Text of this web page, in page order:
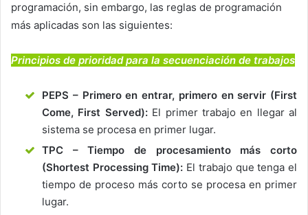
programación, sin embargo, las reglas de programación
más aplicadas son las siguientes:
Principios de prioridad para la secuenciación de trabajos
PEPS – Primero en entrar, primero en servir (First
Come, First Served): El primer trabajo en llegar al
sistema se procesa en primer lugar.
TPC – Tiempo de procesamiento más corto
(Shortest Processing Time): El trabajo que tenga el
tiempo de proceso más corto se procesa en primer
lugar.